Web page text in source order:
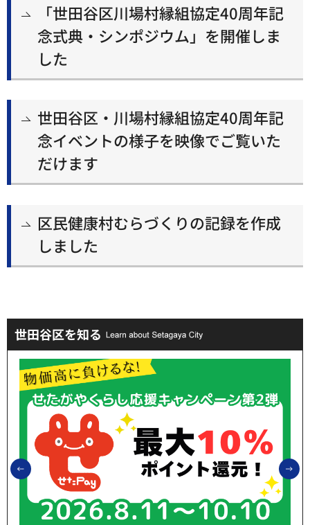
「世田谷区川場村縁組協定40周年記
念式典・シンポジウム」を開催しま
した
世田谷区・川場村縁組協定40周年記
念イベントの様子を映像でご覧いた
だけます
区民健康村むらづくりの記録を作成
しました
世田谷区を知る
前のスライドを表示